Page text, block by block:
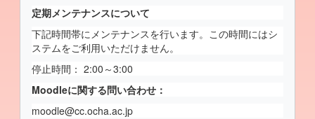
定期メンテナンスについて
下記時間帯にメンテナンスを行います。この時間にはシ
ステムをご利用いただけません。
停止時間： 2:00～3:00
Moodleに関する問い合わせ：
moodle@cc.ocha.ac.jp